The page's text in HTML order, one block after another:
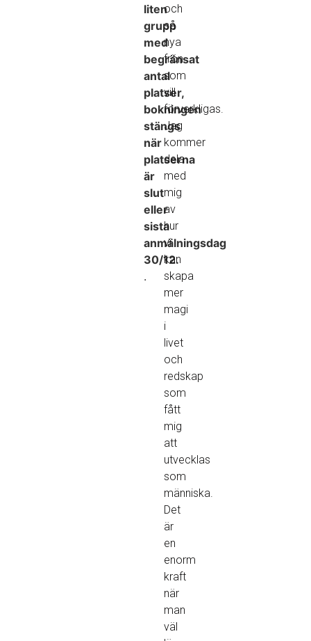
liten
grupp
med
begränsat
antal
platser,
bokningen
stängs
när
platserna
är
slut
eller
sista
anmälningsdag
30/12.
.
och
så
nya
frön
som
vill
förverkligas.
Jag
kommer
dela
med
mig
av
hur
vi
kan
skapa
mer
magi
i
livet
och
redskap
som
fått
mig
att
utvecklas
som
människa.
Det
är
en
enorm
kraft
när
man
väl